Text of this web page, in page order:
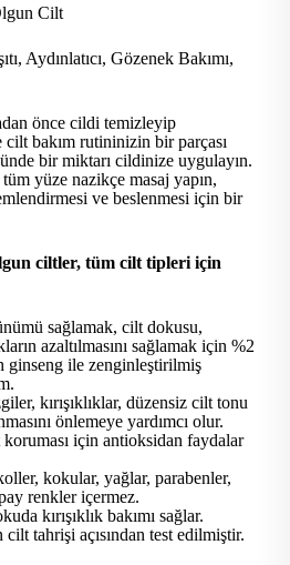
Cilt
Aydınlatıcı, Gözenek Bakımı,
önce cildi temizleyip
bakım rutininizin bir parçası
bir miktarı cildinize uygulayın.
yüze nazikçe masaj yapın,
ve beslenmesi için bir
ciltler, tüm cilt tipleri için
sağlamak, cilt dokusu,
azaltılmasını sağlamak için %2
ginseng ile zenginleştirilmiş
kırışıklıklar, düzensiz cilt tonu
önlemeye yardımcı olur.
için antioksidan faydalar
kokular, yağlar, parabenler,
renkler içermez.
kırışıklık bakımı sağlar.
tahrişi açısından test edilmiştir.